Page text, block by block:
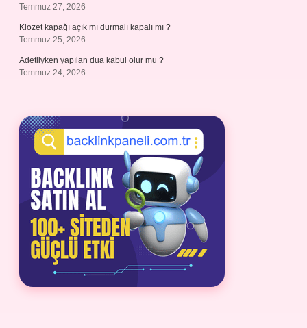
Temmuz 27, 2026
Klozet kapağı açık mı durmalı kapalı mı ?
Temmuz 25, 2026
Adetliyken yapılan dua kabul olur mu ?
Temmuz 24, 2026